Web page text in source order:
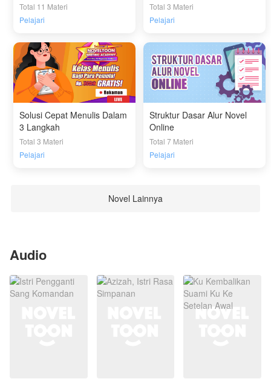
Total 11 Materi
Pelajari
Total 3 Materi
Pelajari
Solusi Cepat Menulis Dalam
3 Langkah
Total 3 Materi
Pelajari
Struktur Dasar Alur Novel
Online
Total 7 Materi
Pelajari
Novel Lainnya
Audio